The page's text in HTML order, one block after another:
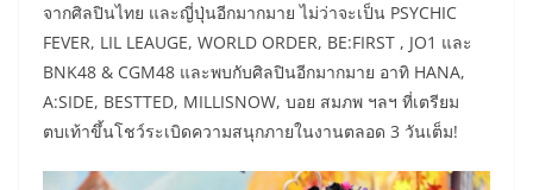
จากศิลปินไทย และญี่ปุ่นอีกมากมาย ไม่ว่าจะเป็น PSYCHIC
FEVER, LIL LEAUGE, WORLD ORDER, BE:FIRST , JO1 และ
BNK48 & CGM48 และพบกับศิลปินอีกมากมาย อาทิ HANA,
A:SIDE, BESTTED, MILLISNOW, บอย สมภพ ฯลฯ ที่เตรียม
ตบเท้าขึ้นโชว์ระเบิดความสนุกภายในงานตลอด 3 วันเต็ม!